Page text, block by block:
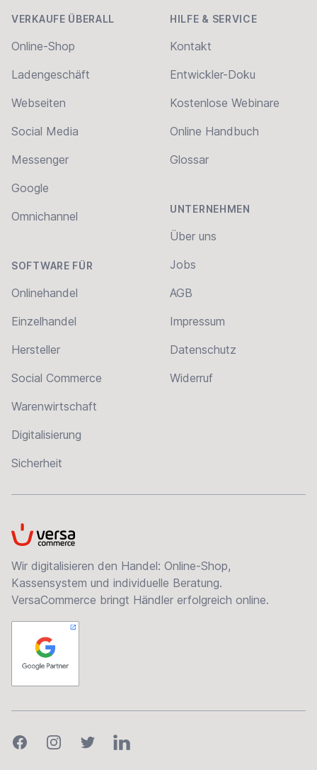
VERKAUFE ÜBERALL
Online-Shop
Ladengeschäft
Webseiten
Social Media
Messenger
Google
Omnichannel
SOFTWARE FÜR
Onlinehandel
Einzelhandel
Hersteller
Social Commerce
Warenwirtschaft
Digitalisierung
Sicherheit
HILFE & SERVICE
Kontakt
Entwickler-Doku
Kostenlose Webinare
Online Handbuch
Glossar
UNTERNEHMEN
Über uns
Jobs
AGB
Impressum
Datenschutz
Widerruf
VersaCommerce
Wir digitalisieren den Handel: Online-Shop,
Kassensystem und individuelle Beratung.
VersaCommerce bringt Händler erfolgreich online.
FacebookInstagramTwitterLinkedIn